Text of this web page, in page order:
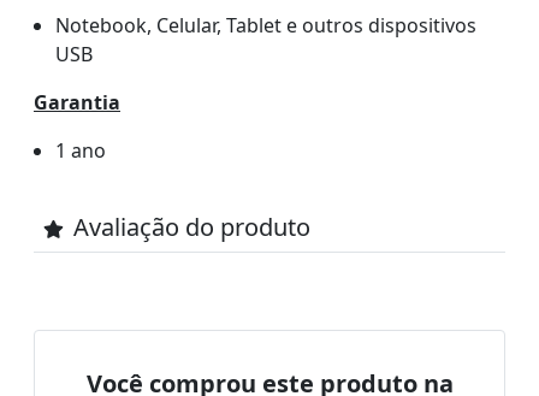
Notebook, Celular, Tablet e outros dispositivos
USB
Garantia
1 ano
Avaliação do produto
Você comprou este produto na